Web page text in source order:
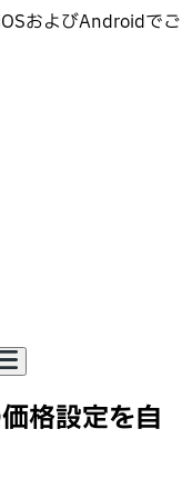
およびAndroidでご
格設定を自